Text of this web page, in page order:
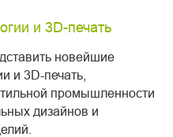
и 3D-печать
новейшие
и 3D-печать,
промышленности
дизайнов и